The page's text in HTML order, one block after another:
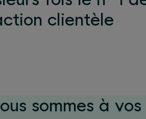
clientèle
sommes à